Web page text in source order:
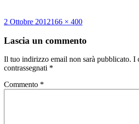
Scritto
2 Ottobre 2012Dimensione
166 × 400
Lascia un commento
Il tuo indirizzo email non sarà pubblicato. I
contrassegnati *
Commento *